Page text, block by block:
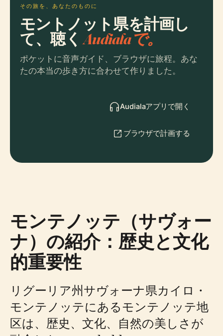
その旅を、あなたのものに
モントノット県を計画し
て、聴くAudialaで。
ポケットに音声ガイド、ブラウザに旅程。あな
たの本当の歩き方に合わせて作りました。
Audialaアプリで開く
ブラウザで計画する
モンテノッテ（サヴォー
ナ）の紹介：歴史と文化
的重要性
リグーリア州サヴォーナ県カイロ・
モンテノッテにあるモンテノッテ地
区は、歴史、文化、自然の美しさが